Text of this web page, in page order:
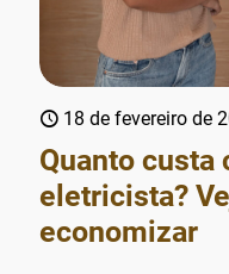
18 de fevereiro de
Quanto custa
eletricista?
economizar